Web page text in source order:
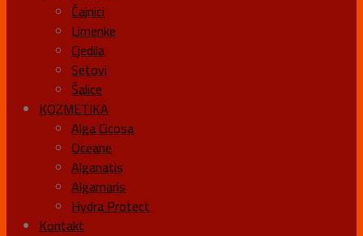
Čajnici
Limenke
Cjedila
Setovi
Šalice
KOZMETIKA
Alga Cicosa
Oceane
Alganatis
Algamaris
Hydra Protect
Kontakt